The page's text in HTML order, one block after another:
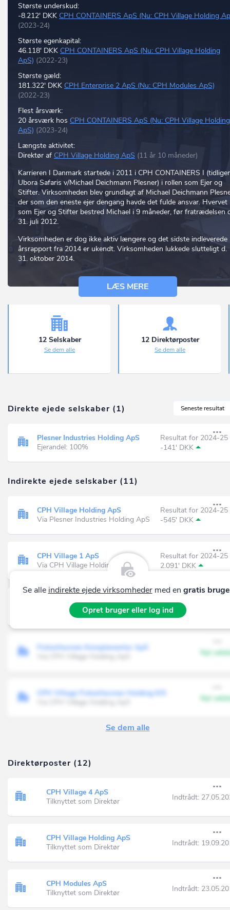
Største underskud:
-8.212' DKK CPH CONTAINERS ApS (Nu: CPH Village Holding
(2023-24)
Største egenkapital:
46.118' DKK CPH CONTAINERS ApS (Nu: CPH Village Holding
ApS) (2022-23)
Største gæld:
181.322' DKK CPH Enterprise 2 ApS (Nu: CPH Modules ApS)
(2022-23)
Flest årsværk:
20 årsværk hos CPH CONTAINERS ApS (Nu: CPH Village Holding
ApS) (2023-24)
Længste aktivitet:
Direktør af CPH Village Holding ApS (11 år 10 måneder)
Karrieren I Danmark startede i 2011 i CPH CONTAINERS I
Ubora Safaris v/Michael Deichmann Plesner) i rollen som Ejer og
Stifter. Virksomheden blev grundlagt af Michael Deichmann
der som den eneste ejer dengang havde det fulde ansvar. Hvervet
som Ejer og Stifter bestred Michael i 9 måneder, før fratrædelsen
31. juli 2012.
Virksomheden er dog ikke aktiv længere og det sidste indleverede
årsrapport fra 2014 er ukendt. Virksomheden lukkede slutteligt d.
31. oktober 2014.
LÆS MERE
12 Selskaber
Se dem alle
12 Direktørposter
Se dem alle
Seneste resultat
Direkte ejede selskaber (1)
Plesner Industries Holding ApS
Ejerandel: 100%
Resultat for 2024-25
-141' DKK
Indirekte ejede selskaber (11)
CPH Village Holding ApS
Via Plesner Industries Holding ApS
Resultat for 2024-25
-545' DKK
CPH Village 1 ApS
Via CPH Village Holding ApS
Resultat for 2024-25
2.091' DKK
CPH Modules ApS
Via CPH Village Holding ApS
Resultat for 2024-25
579' DKK
Fiskerihavnen Komplementar ApS
Nyt
CPH Village Fiskerihavnen Holding K/S
Nyt
Se alle indirekte ejede virksomhedermed en gratis
Opret bruger eller log ind
Se dem alle
Direktørposter (12)
CPH Village 4 ApS
Tilknyttet som Direktør
Indtrådt:
CPH Village Holding ApS
Tilknyttet som Direktør
Indtrådt:
CPH Modules ApS
Tilknyttet som Direktør
Indtrådt: